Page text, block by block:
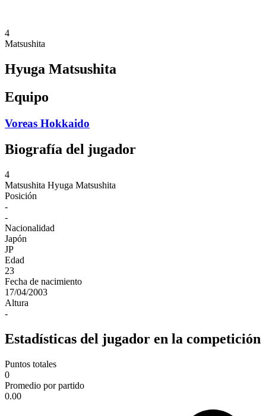
4
Matsushita
Hyuga Matsushita
Equipo
Voreas Hokkaido
Biografía del jugador
4
Matsushita Hyuga Matsushita
Posición
-
-
Nacionalidad
Japón
JP
Edad
23
Fecha de nacimiento
17/04/2003
Altura
-
Estadísticas del jugador en la competición
Puntos totales
0
Promedio por partido
0.00